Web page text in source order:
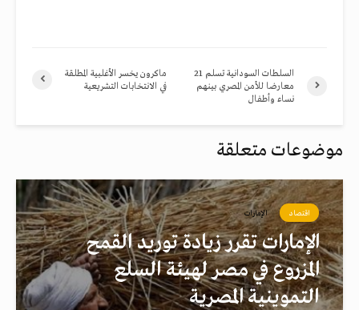
ماكرون يخسر الأغلبية المطلقة
في الانتخابات التشريعية
السلطات السودانية تسلم 21
معارضا للأمن المصري بينهم
نساء وأطفال
موضوعات متعلقة
اقتصاد الإمارات
الإمارات تقرر زيادة توريد القمح
المزروع في مصر لهيئة السلع
التموينية المصرية